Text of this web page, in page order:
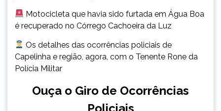
Motocicleta que havia sido furtada em Água Boa
é recuperado no Córrego Cachoeira da Luz
Os detalhes das ocorrências policiais de
Capelinha e região, agora, com o Tenente Rone da
Polícia Militar
Ouça o Giro de Ocorrências
Policiais